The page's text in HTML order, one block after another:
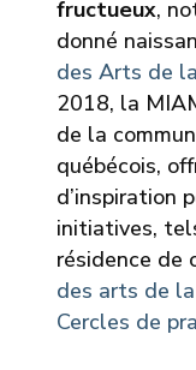
fructueux,
donné
des Arts de
2018, la
de la
québécois,
d’inspiration
initiatives,
résidence de
des arts de
Cercles de